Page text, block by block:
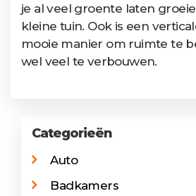
je al veel groente laten
kleine tuin. Ook is een
mooie manier om ruimte te
wel veel te verbouwen.
Categorieën
Auto
Badkamers